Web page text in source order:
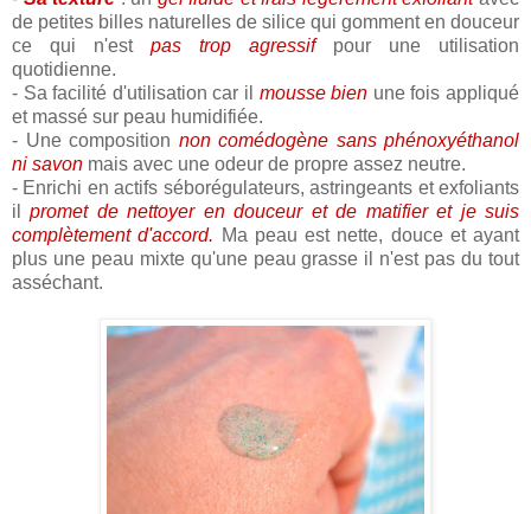
de petites billes naturelles de silice qui gomment en douceur
ce qui n'est pas trop agressifpour une utilisation
quotidienne.
- Sa facilité d'utilisation car il mousse bien une fois appliqué
et massé sur peau humidifiée.
- Une composition non comédogène sans phénoxyéthanol
ni savon mais avec une odeur de propre assez neutre.
- Enrichi en actifs séborégulateurs, astringeants et exfoliants
ilpromet de nettoyer en douceur et de matifier et je suis
complètement d'accord. Ma peau est nette, douce et ayant
plus une peau mixte qu'une peau grasse il n'est pas du tout
asséchant.